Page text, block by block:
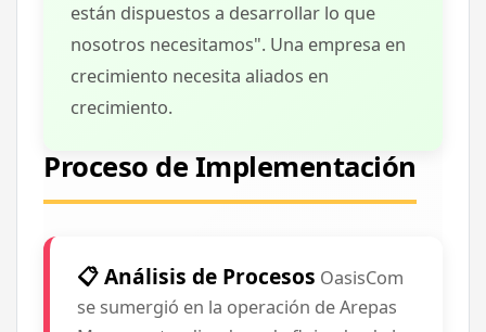
están dispuestos a desarrollar lo que
nosotros necesitamos". Una empresa en
crecimiento necesita aliados en
crecimiento.
Proceso de Implementación
📋 Análisis de Procesos OasisCom
se sumergió en la operación de Arepas